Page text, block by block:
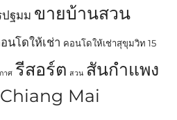
ปฐมม ขายบ้านสวน
นโดให้เช่า คอนโดให้เช่าสุขุมวิท 15
าศ รีสอร์ต สวน สันกำแพง
Mai